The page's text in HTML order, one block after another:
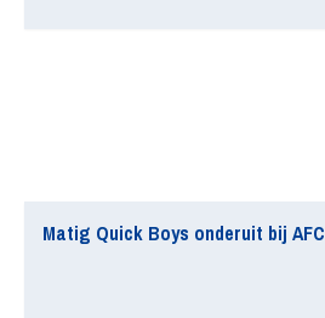
Matig Quick Boys onderuit bij AFC